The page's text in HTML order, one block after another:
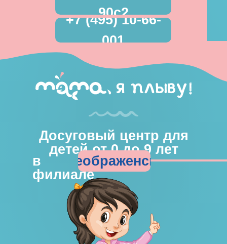
Досуговый центр для
детей от 0 до 9 лет
90с2
+7 (495) 10-66-
001
в
филиале
Преображенская